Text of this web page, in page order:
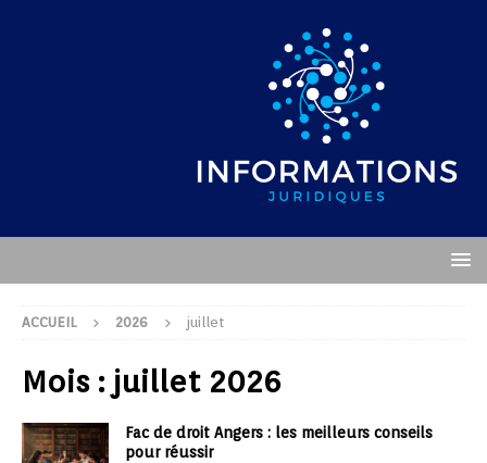
ACCUEIL 2026 juillet
Mois : juillet 2026
Fac de droit Angers : les meilleurs conseils
pour réussir